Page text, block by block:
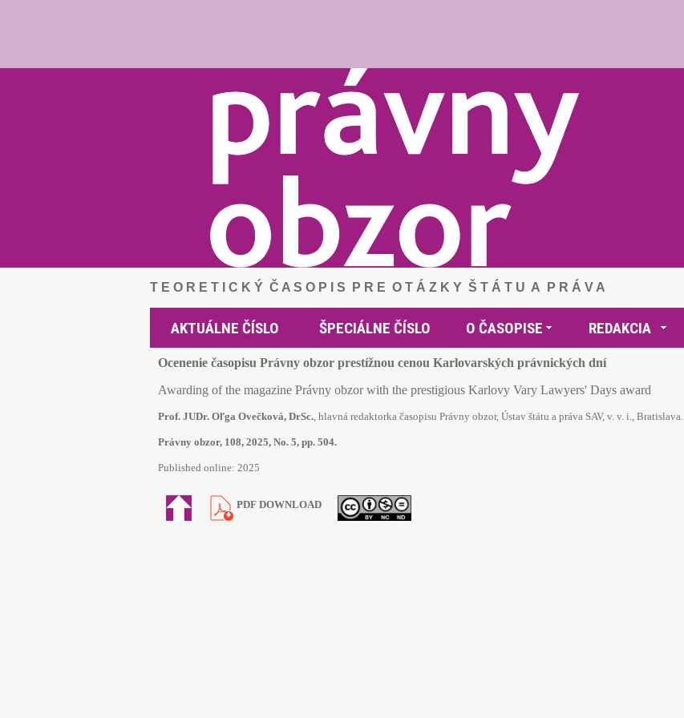
T E O R E T I C K Ý Č A S O P I S P R E O T Á Z K Y Š T Á T U A P R Á V A
AKTUÁLNE ČÍSLO ŠPECIÁLNE ČÍSLO O ČASOPISE REDAKCIA
Ocenenie časopisu Právny obzor prestížnou cenou Karlovarských právnických dní
Awarding of the magazine Právny obzor with the prestigious Karlovy Vary Lawyers' Days award
Prof. JUDr. Oľga Ovečková, DrSc., hlavná redaktorka časopisu Právny obzor, Ústav štátu a práva SAV, v. v. i., Bratislava.
Právny obzor, 108, 2025, No. 5, pp. 504.
Published online: 2025
PDF DOWNLOAD